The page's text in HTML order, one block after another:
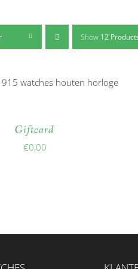
Show 12
Giftcard
€0,00